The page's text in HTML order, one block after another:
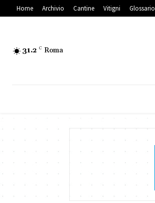
Home Archivio Cantine Vitigni Glossario
31.2 C Roma